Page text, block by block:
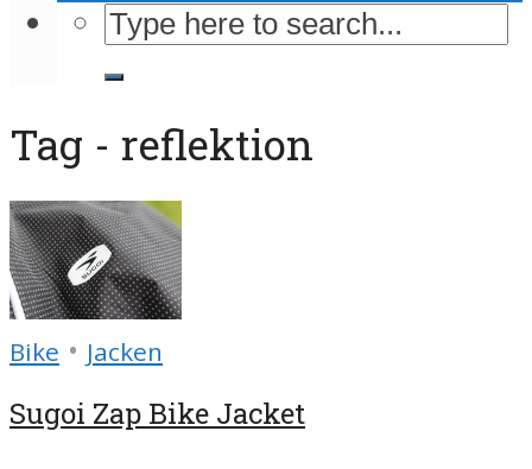
Tag - reflektion
Bike • Jacken
Sugoi Zap Bike Jacket